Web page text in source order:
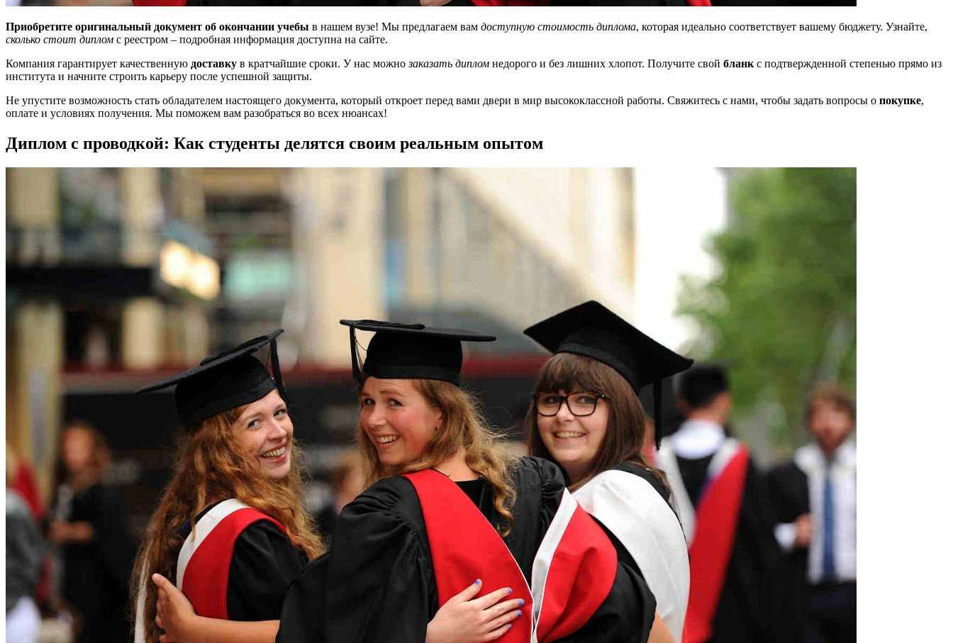
Приобретите оригинальный документ об окончании учебы в нашем вузе! Мы предлагаем вам доступную стоимость диплома, которая идеально соответствует вашему бюджету. Узнайте,
сколько стоит диплом с реестром – подробная информация доступна на сайте.
Компания гарантирует качественную доставку в кратчайшие сроки. У нас можнозаказать диплом недорого и без лишних хлопот. Получите свой бланк с подтвержденной степенью прямо из
института и начните строить карьеру после успешной защиты.
Не упустите возможность стать обладателем настоящего документа, который откроет перед вами двери в мир высококлассной работы. Свяжитесь с нами, чтобы задать вопросы о покупке,
оплате и условиях получения. Мы поможем вам разобраться во всех нюансах!
Диплом с проводкой: Как студенты делятся своим реальным опытом